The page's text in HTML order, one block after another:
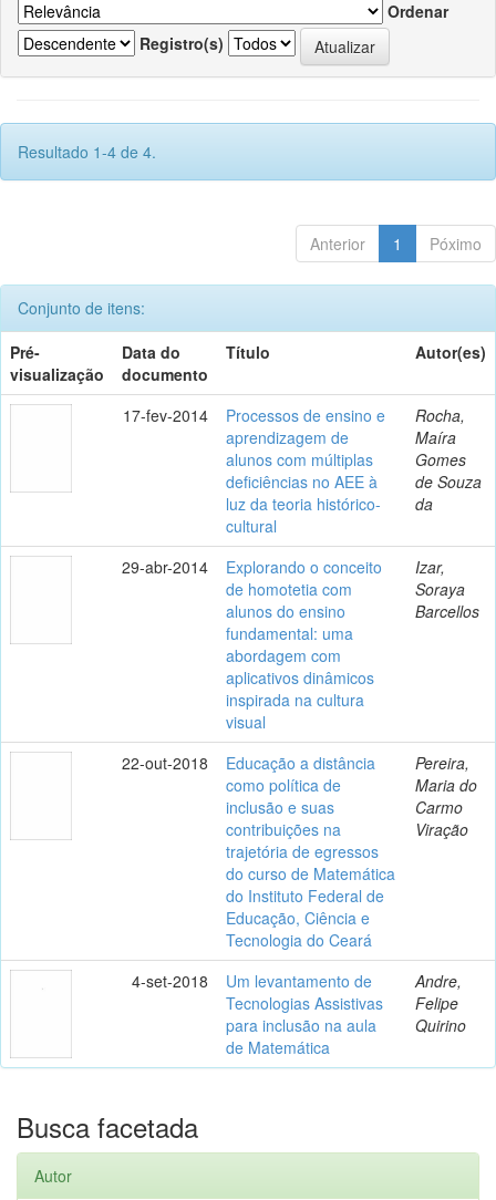
Ordenar
Registro(s)
Resultado 1-4 de 4.
Anterior 1 Póximo
Conjunto de itens:
Pré-
visualização
Data do
documento
Título Autor(es)
17-fev-2014
Processos de ensino e
aprendizagem de
alunos com múltiplas
deficiências no AEE à
luz da teoria histórico-
cultural
Rocha,
Maíra
Gomes
de Souza
da
29-abr-2014
Explorando o conceito
de homotetia com
alunos do ensino
fundamental: uma
abordagem com
aplicativos dinâmicos
inspirada na cultura
visual
Izar,
Soraya
Barcellos
22-out-2018
Educação a distância
como política de
inclusão e suas
contribuições na
trajetória de egressos
do curso de Matemática
do Instituto Federal de
Educação, Ciência e
Tecnologia do Ceará
Pereira,
Maria do
Carmo
Viração
4-set-2018
Um levantamento de
Tecnologias Assistivas
para inclusão na aula
de Matemática
Andre,
Felipe
Quirino
Busca facetada
Autor